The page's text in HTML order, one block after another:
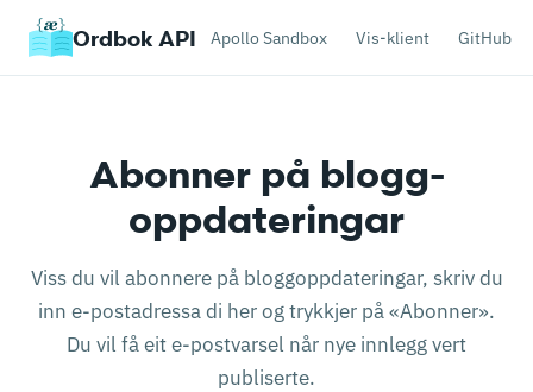
Ordbok API Apollo Sandbox Vis-klient GitHub
Status
Abonner på blogg­
oppdateringar
Viss du vil abonnere på blogg­oppdateringar, skriv du
inn e-post­adressa di her og trykkjer på «Abonner».
Du vil få eit e-post­varsel når nye innlegg vert
publiserte.